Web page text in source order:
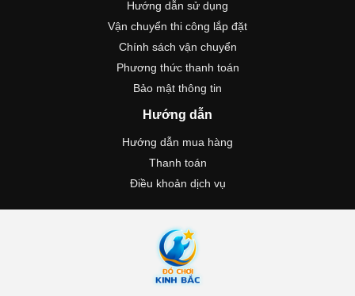
Hướng dẫn sử dụng
Vận chuyển thi công lắp đặt
Chính sách vận chuyển
Phương thức thanh toán
Bảo mật thông tin
Hướng dẫn
Hướng dẫn mua hàng
Thanh toán
Điều khoản dịch vụ